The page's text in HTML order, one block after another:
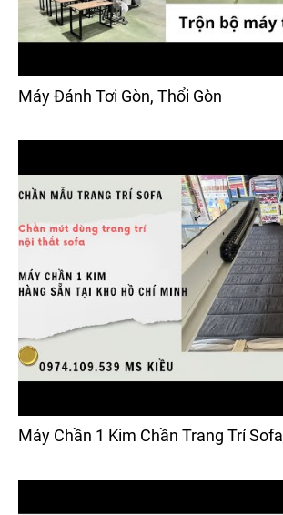
Máy Đánh Tơi Gòn, Thổi Gòn
Máy Chần 1 Kim Chần Trang Trí Sofa